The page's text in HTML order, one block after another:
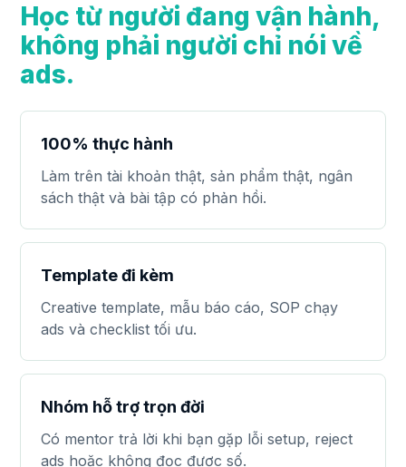
Học từ người đang vận hành,
không phải người chỉ nói về
ads.
100% thực hành
Làm trên tài khoản thật, sản phẩm thật, ngân
sách thật và bài tập có phản hồi.
Template đi kèm
Creative template, mẫu báo cáo, SOP chạy
ads và checklist tối ưu.
Nhóm hỗ trợ trọn đời
Có mentor trả lời khi bạn gặp lỗi setup, reject
ads hoặc không đọc được số.